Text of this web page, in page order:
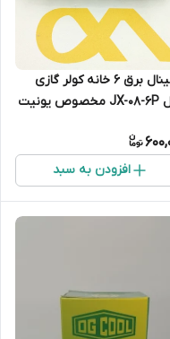
ترمینال برق ۶ خانه کولر گازی
مدل JX-08-6P مخصوص یونیت
افزودن به سبد